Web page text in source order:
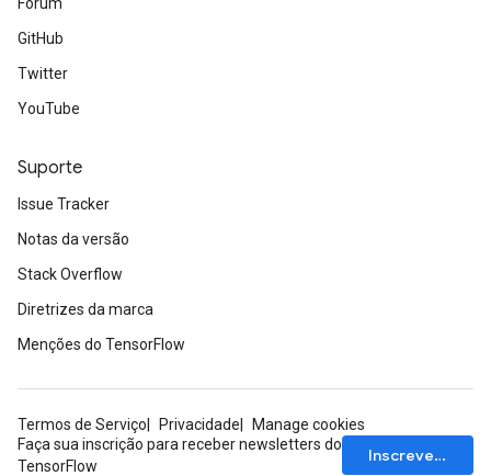
GitHub
Twitter
YouTube
Suporte
Issue Tracker
Notas da versão
Stack Overflow
Diretrizes da marca
Menções do TensorFlow
Termos de Serviço Privacidade
Manage cookies
Faça sua inscrição para receber newsletters do
TensorFlow
Inscrever-se